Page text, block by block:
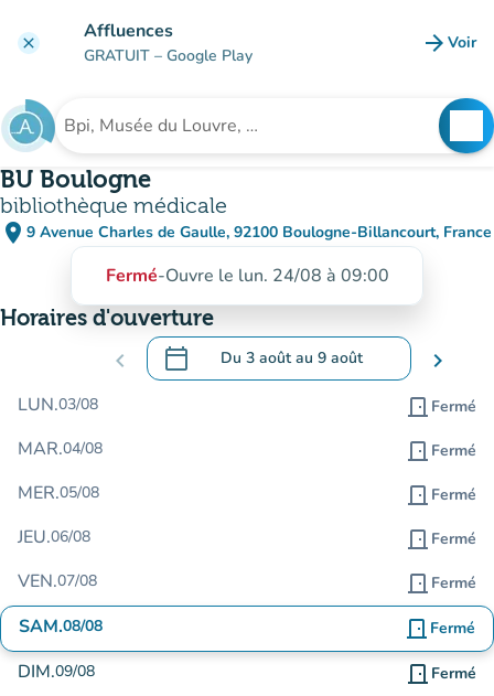
clear Affluences
GRATUIT – Google Play arrow_forward Voir
Rechercher un établissement
BU Boulogne
bibliothèque médicale
place 9 Avenue Charles de Gaulle, 92100 Boulogne-Billancourt, France
(ouvrir dans Google Maps)
(nouvel onglet)
Fermé-Ouvre le lun. 24/08 à 09:00
Horaires d'ouverture
chevron_left calendar_today Du 3 aoûtau 9 août
.Ouvrir le calendrier pour changer de
chevron_right
LUN.03/08 door_front Fermé
MAR.04/08 door_front Fermé
MER.05/08 door_front Fermé
JEU.06/08 door_front Fermé
VEN.07/08 door_front Fermé
SAM.08/08 door_front Fermé
DIM.09/08 door_front Fermé